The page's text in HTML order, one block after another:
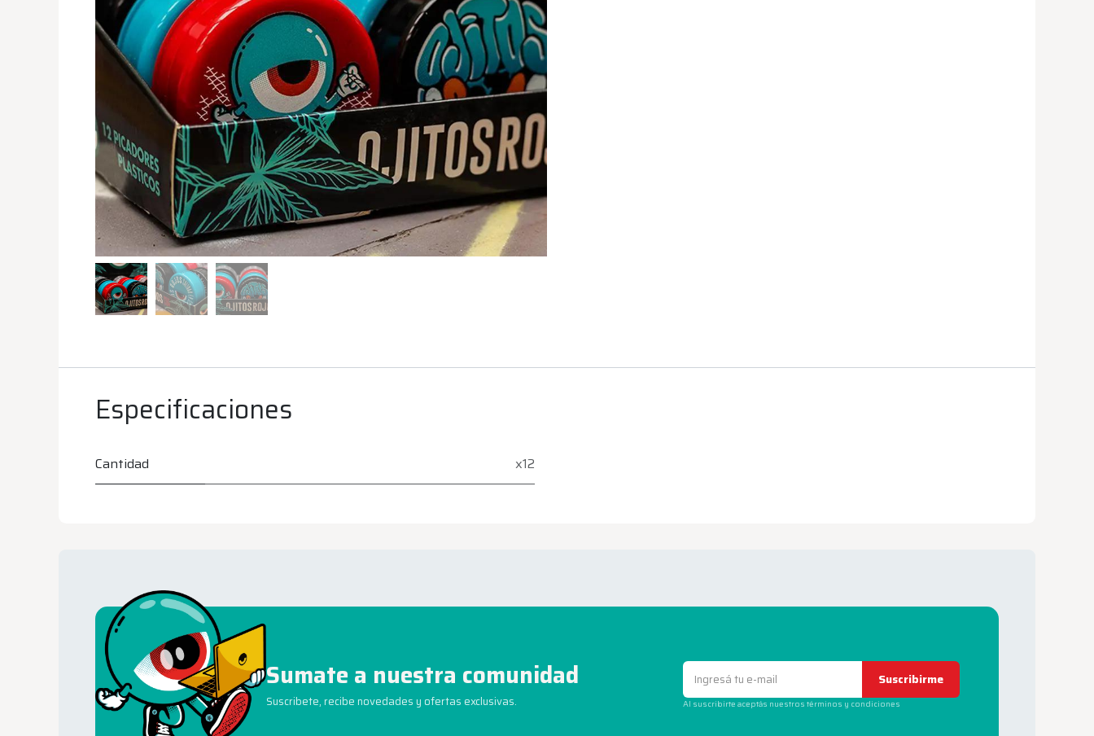
Especificaciones
Cantidad x12
Sumate a nuestra comunidad
Suscribete, recibe novedades y ofertas exclusivas.
Suscribirme
Al suscribirte aceptás nuestros términos y condiciones